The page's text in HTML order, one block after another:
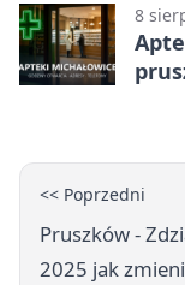
8
<< Poprzedni
Pruszków -
2025 jak